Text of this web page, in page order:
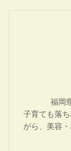
福岡
子育ても落
がら、美容